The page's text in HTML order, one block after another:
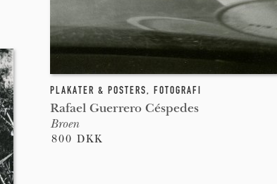
PLAKATER & POSTERS, FOTOGRAFI
Rafael Guerrero Céspedes
Broen
800 DKK